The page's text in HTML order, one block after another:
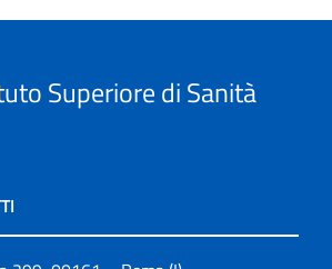
Superiore di Sanità